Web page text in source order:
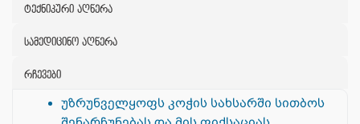
ტექნიკური აღწერა
სამედიცინო აღწერა
რჩევები
უზრუნველყოფს კოჭის სახსარში სითბოს